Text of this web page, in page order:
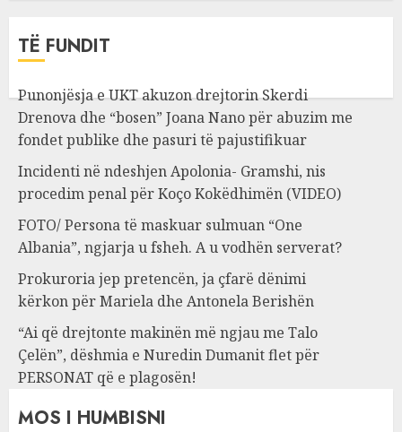
TË FUNDIT
Punonjësja e UKT akuzon drejtorin Skerdi
Drenova dhe “bosen” Joana Nano për abuzim me
fondet publike dhe pasuri të pajustifikuar
Incidenti në ndeshjen Apolonia- Gramshi, nis
procedim penal për Koço Kokëdhimën (VIDEO)
FOTO/ Persona të maskuar sulmuan “One
Albania”, ngjarja u fsheh. A u vodhën serverat?
Prokuroria jep pretencën, ja çfarë dënimi
kërkon për Mariela dhe Antonela Berishën
“Ai që drejtonte makinën më ngjau me Talo
Çelën”, dëshmia e Nuredin Dumanit flet për
PERSONAT që e plagosën!
MOS I HUMBISNI